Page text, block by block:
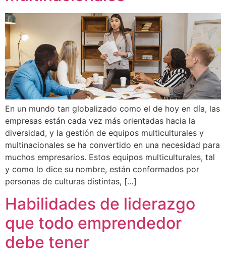
En un mundo tan globalizado como el de hoy en día, las
empresas están cada vez más orientadas hacia la
diversidad, y la gestión de equipos multiculturales y
multinacionales se ha convertido en una necesidad para
muchos empresarios. Estos equipos multiculturales, tal
y como lo dice su nombre, están conformados por
personas de culturas distintas, […]
Habilidades de liderazgo
que todo emprendedor
debe tener